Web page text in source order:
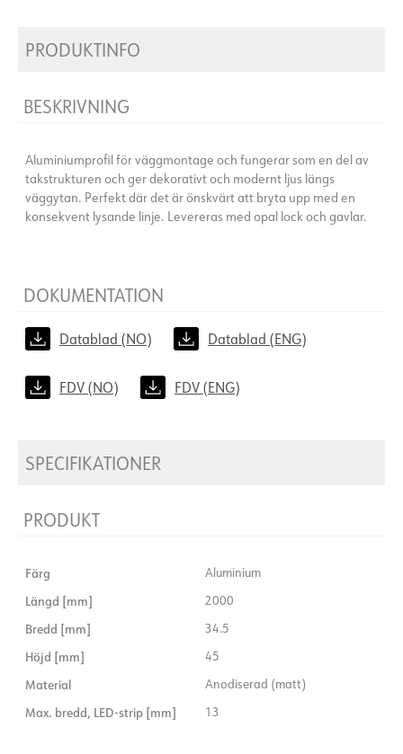
PRODUKTINFO
BESKRIVNING
Aluminiumprofil för väggmontage och fungerar som en del av
takstrukturen och ger dekorativt och modernt ljus längs
väggytan. Perfekt där det är önskvärt att bryta upp med en
konsekvent lysande linje. Levereras med opal lock och gavlar.
DOKUMENTATION
Datablad (NO) Datablad (ENG)
FDV (NO) FDV (ENG)
SPECIFIKATIONER
PRODUKT
Färg Aluminium
Längd [mm] 2000
Bredd [mm] 34.5
Höjd [mm] 45
Material Anodiserad (matt)
Max. bredd, LED-strip [mm] 13